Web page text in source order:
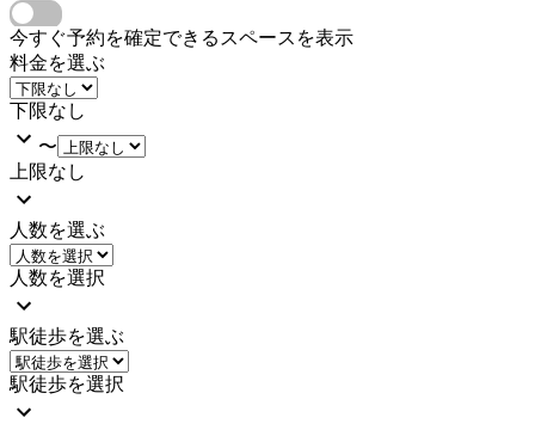
今すぐ予約を確定できるスペースを表示
料金を選ぶ
下限なし
〜
上限なし
人数を選ぶ
人数を選択
駅徒歩を選ぶ
駅徒歩を選択